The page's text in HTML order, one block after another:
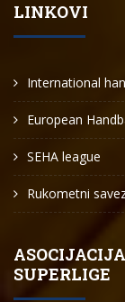
LINKOVI
International
European
SEHA league
Rukometni
SUPERLIGE